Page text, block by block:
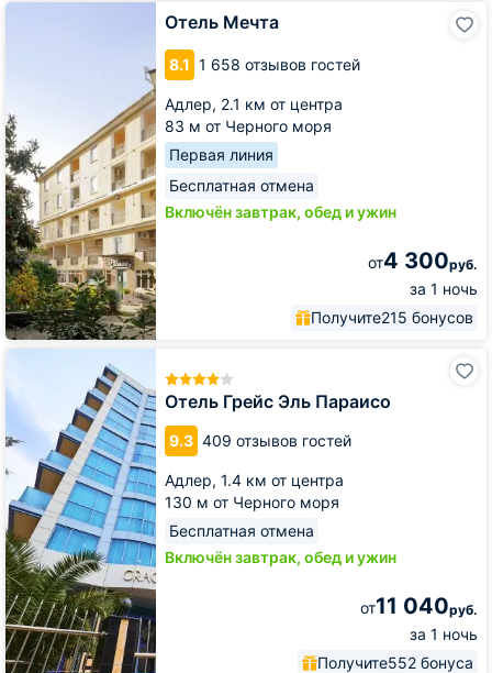
Отель Мечта
8.1 1 658 отзывов гостей
Адлер, 2.1 км от центра
83 м от Черного моря
Первая линия
Бесплатная отмена
Включён завтрак, обед и ужин
от4 300руб.
за 1 ночь
Получите215 бонусов
Отель
Отель Грейс Эль Параисо
9.3 409 отзывов гостей
Адлер, 1.4 км от центра
130 м от Черного моря
Бесплатная отмена
Включён завтрак, обед и ужин
от11 040руб.
за 1 ночь
Получите552 бонуса